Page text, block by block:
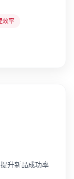
效率
升新品成功率